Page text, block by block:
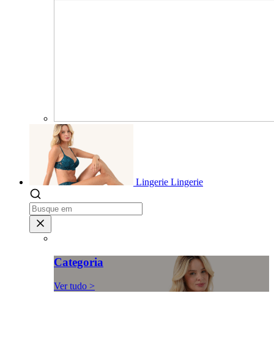
Lingerie Lingerie
Categoria
Ver tudo >